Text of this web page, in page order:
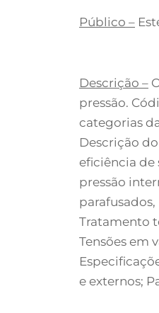
Público –
Descrição –
pressão.
categorias
Descrição
eficiência de
pressão
Tratamento
Tensões em
e externos;